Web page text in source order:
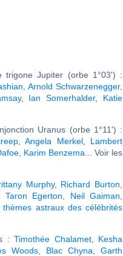
trigone Jupiter (orbe 1°03') :
Arnold Schwarzenegger,
, Ian Somerhalder, Katie
Uranus (orbe 1°11') :
,Angela Merkel, Lambert
, Karim Benzema ... Voir les
Murphy, Richard Burton
,Taron Egerton Neil Gaiman
thèmes astraux des célébrités
:Timothée Chalamet, Kesha
Woods Blac Chyna ,Garth